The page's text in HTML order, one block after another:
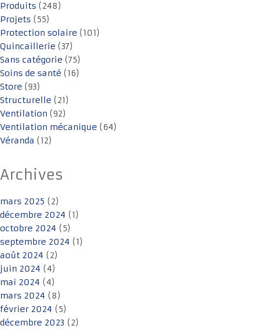
Produits (248)
Projets (55)
Protection solaire (101)
Quincaillerie (37)
Sans catégorie (75)
Soins de santé (16)
Store (93)
Structurelle (21)
Ventilation (92)
Ventilation mécanique (64)
Véranda (12)
Archives
mars 2025 (2)
décembre 2024 (1)
octobre 2024 (5)
septembre 2024 (1)
août 2024 (2)
juin 2024 (4)
mai 2024 (4)
mars 2024 (8)
février 2024 (5)
décembre 2023 (2)